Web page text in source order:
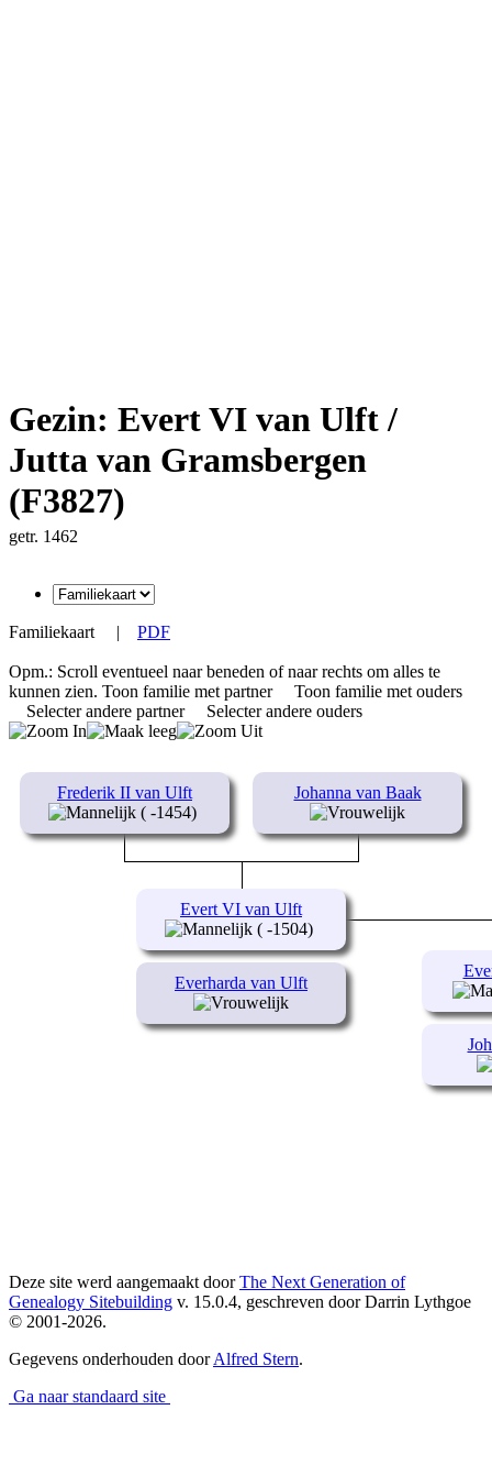
Gezin: Evert VI van Ulft /
Jutta van Gramsbergen
(F3827)
getr. 1462
Familiekaart | PDF
Opm.: Scroll eventueel naar beneden of naar rechts om alles te
kunnen zien. Toon familie met partner
Toon familie met ouders
Selecter andere partner
Selecter andere ouders
Frederik II van Ulft
( -1454)
Johanna van Baak
Everharda van Ulft
Evert VI van Ulft
( -1504)
Deze site werd aangemaakt doorThe Next Generation of
Genealogy Sitebuilding v. 15.0.4, geschreven door Darrin Lythgoe
© 2001-2026.
Gegevens onderhouden doorAlfred Stern.
Ga naar standaard site